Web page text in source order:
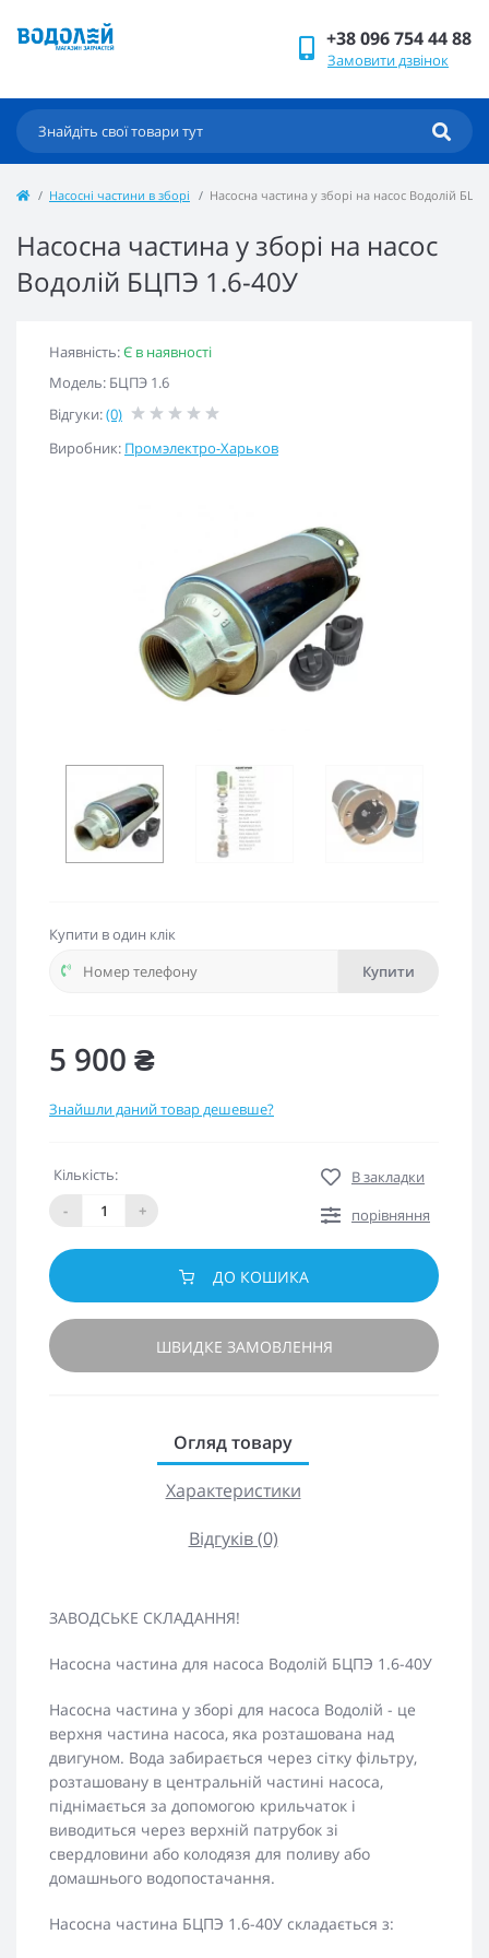
+38 096 754 44 88
Замовити дзвінок
Насосні частини в зборі Насосна частина у зборі на насос Водолій
Насосна частина у зборі на насос
Водолій БЦПЭ 1.6-40У
Наявність:Є в наявності
Модель: БЦПЭ 1.6
Відгуки:(0)
Виробник: Промэлектро-Харьков
Купити в один клік
Купити
5 900 ₴
Знайшли даний товар дешевше?
Кількість:
-
+
В закладки
порівняння
ДО КОШИКА
ШВИДКЕ ЗАМОВЛЕННЯ
Огляд товару
Характеристики
Відгуків (0)
ЗАВОДСЬКЕ СКЛАДАННЯ!
Насосна частина для насоса Водолій БЦПЭ 1.6-40У
Насосна частина у зборі для насоса Водолій - це
верхня частина насоса, яка розташована над
двигуном. Вода забирається через сітку фільтру,
розташовану в центральній частині насоса,
піднімається за допомогою крильчаток і
виводиться через верхній патрубок зі
свердловини або колодязя для поливу або
домашнього водопостачання.
Насосна частина БЦПЭ 1.6-40У складається з: